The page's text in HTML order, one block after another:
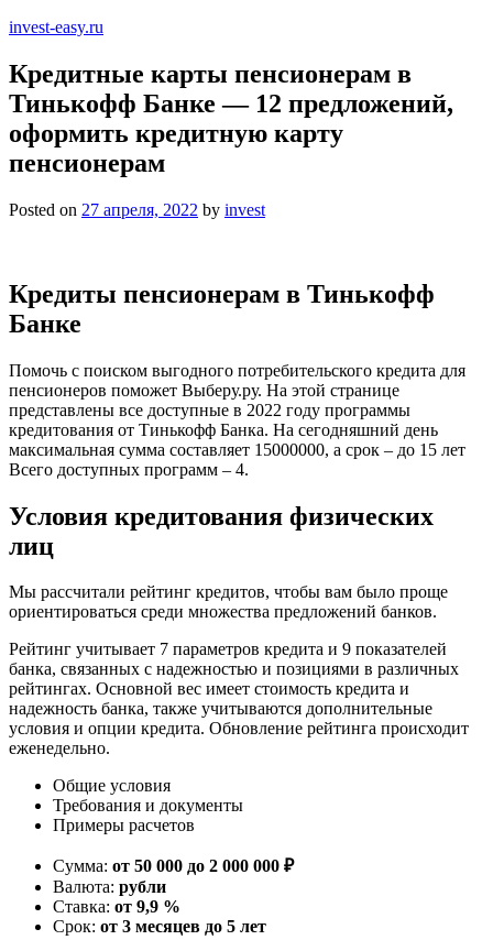
invest-easy.ru
Кредитные карты пенсионерам в
Тинькофф Банке — 12 предложений,
оформить кредитную карту
пенсионерам
Posted on 27 апреля, 2022 by invest
Кредиты пенсионерам в Тинькофф
Банке
Помочь с поиском выгодного потребительского кредита для
пенсионеров поможет Выберу.ру. На этой странице
представлены все доступные в 2022 году программы
кредитования от Тинькофф Банка. На сегодняшний день
максимальная сумма составляет 15000000, а срок – до 15 лет
Всего доступных программ – 4.
Условия кредитования физических
лиц
Мы рассчитали рейтинг кредитов, чтобы вам было проще
ориентироваться среди множества предложений банков.
Рейтинг учитывает 7 параметров кредита и 9 показателей
банка, связанных с надежностью и позициями в различных
рейтингах. Основной вес имеет стоимость кредита и
надежность банка, также учитываются дополнительные
условия и опции кредита. Обновление рейтинга происходит
еженедельно.
Общие условия
Требования и документы
Примеры расчетов
Сумма: от 50 000 до 2 000 000 ₽
Валюта: рубли
Ставка: от 9,9 %
Срок: от 3 месяцев до 5 лет